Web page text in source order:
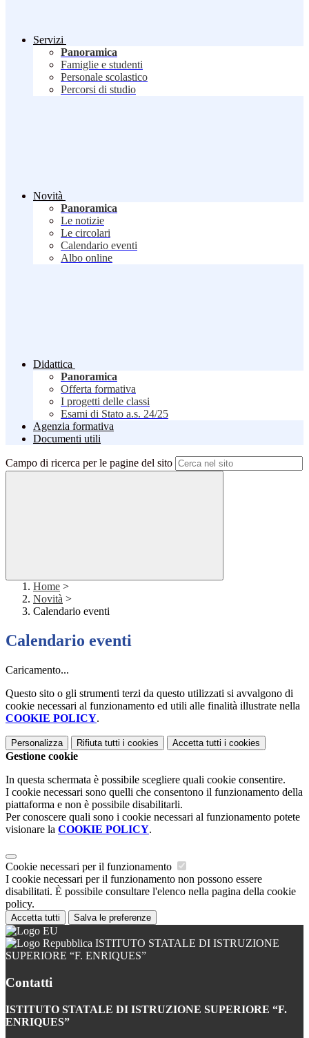
Servizi
Panoramica
Famiglie e studenti
Personale scolastico
Percorsi di studio
Novità
Panoramica
Le notizie
Le circolari
Calendario eventi
Albo online
Didattica
Panoramica
Offerta formativa
I progetti delle classi
Esami di Stato a.s. 24/25
Agenzia formativa
Documenti utili
Campo di ricerca per le pagine del sito
Home >
Novità >
Calendario eventi
Calendario eventi
Caricamento...
Questo sito o gli strumenti terzi da questo utilizzati si avvalgono di
cookie necessari al funzionamento ed utili alle finalità illustrate nella
COOKIE POLICY.
Personalizza Rifiuta tutti i cookies Accetta tutti i cookies
Gestione cookie
In questa schermata è possibile scegliere quali cookie consentire.
I cookie necessari sono quelli che consentono il funzionamento della
piattaforma e non è possibile disabilitarli.
Per conoscere quali sono i cookie necessari al funzionamento potete
visionare la COOKIE POLICY.
Cookie necessari per il funzionamento
I cookie necessari per il funzionamento non possono essere
disabilitati. È possibile consultare l'elenco nella pagina della cookie
policy.
Accetta tutti Salva le preferenze
ISTITUTO STATALE DI ISTRUZIONE
SUPERIORE “F. ENRIQUES”
Contatti
ISTITUTO STATALE DI ISTRUZIONE SUPERIORE “F.
ENRIQUES”